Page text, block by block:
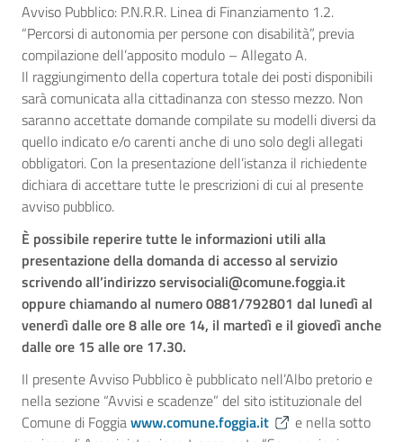
Avviso Pubblico: P.N.R.R. Linea di Finanziamento 1.2.
“Percorsi di autonomia per persone con disabilità”, previa
compilazione dell’apposito modulo – Allegato A.
Il raggiungimento della copertura totale dei posti disponibili
sarà comunicata alla cittadinanza con stesso mezzo. Non
saranno accettate domande compilate su modelli diversi da
quello indicato e/o carenti anche di uno solo degli allegati
obbligatori. Con la presentazione dell’istanza il richiedente
dichiara di accettare tutte le prescrizioni di cui al presente
avviso pubblico.
È possibile reperire tutte le informazioni utili alla
presentazione della domanda di accesso al servizio
scrivendo all’indirizzo servisociali@comune.foggia.it
oppure chiamando al numero 0881/792801 dal lunedì al
venerdì dalle ore 8 alle ore 14, il martedì e il giovedì anche
dalle ore 15 alle ore 17.30.
Il presente Avviso Pubblico è pubblicato nell’Albo pretorio e
nella sezione “Avvisi e scadenze” del sito istituzionale del
Comune di Foggiawww.comune.foggia.it
e nella sotto